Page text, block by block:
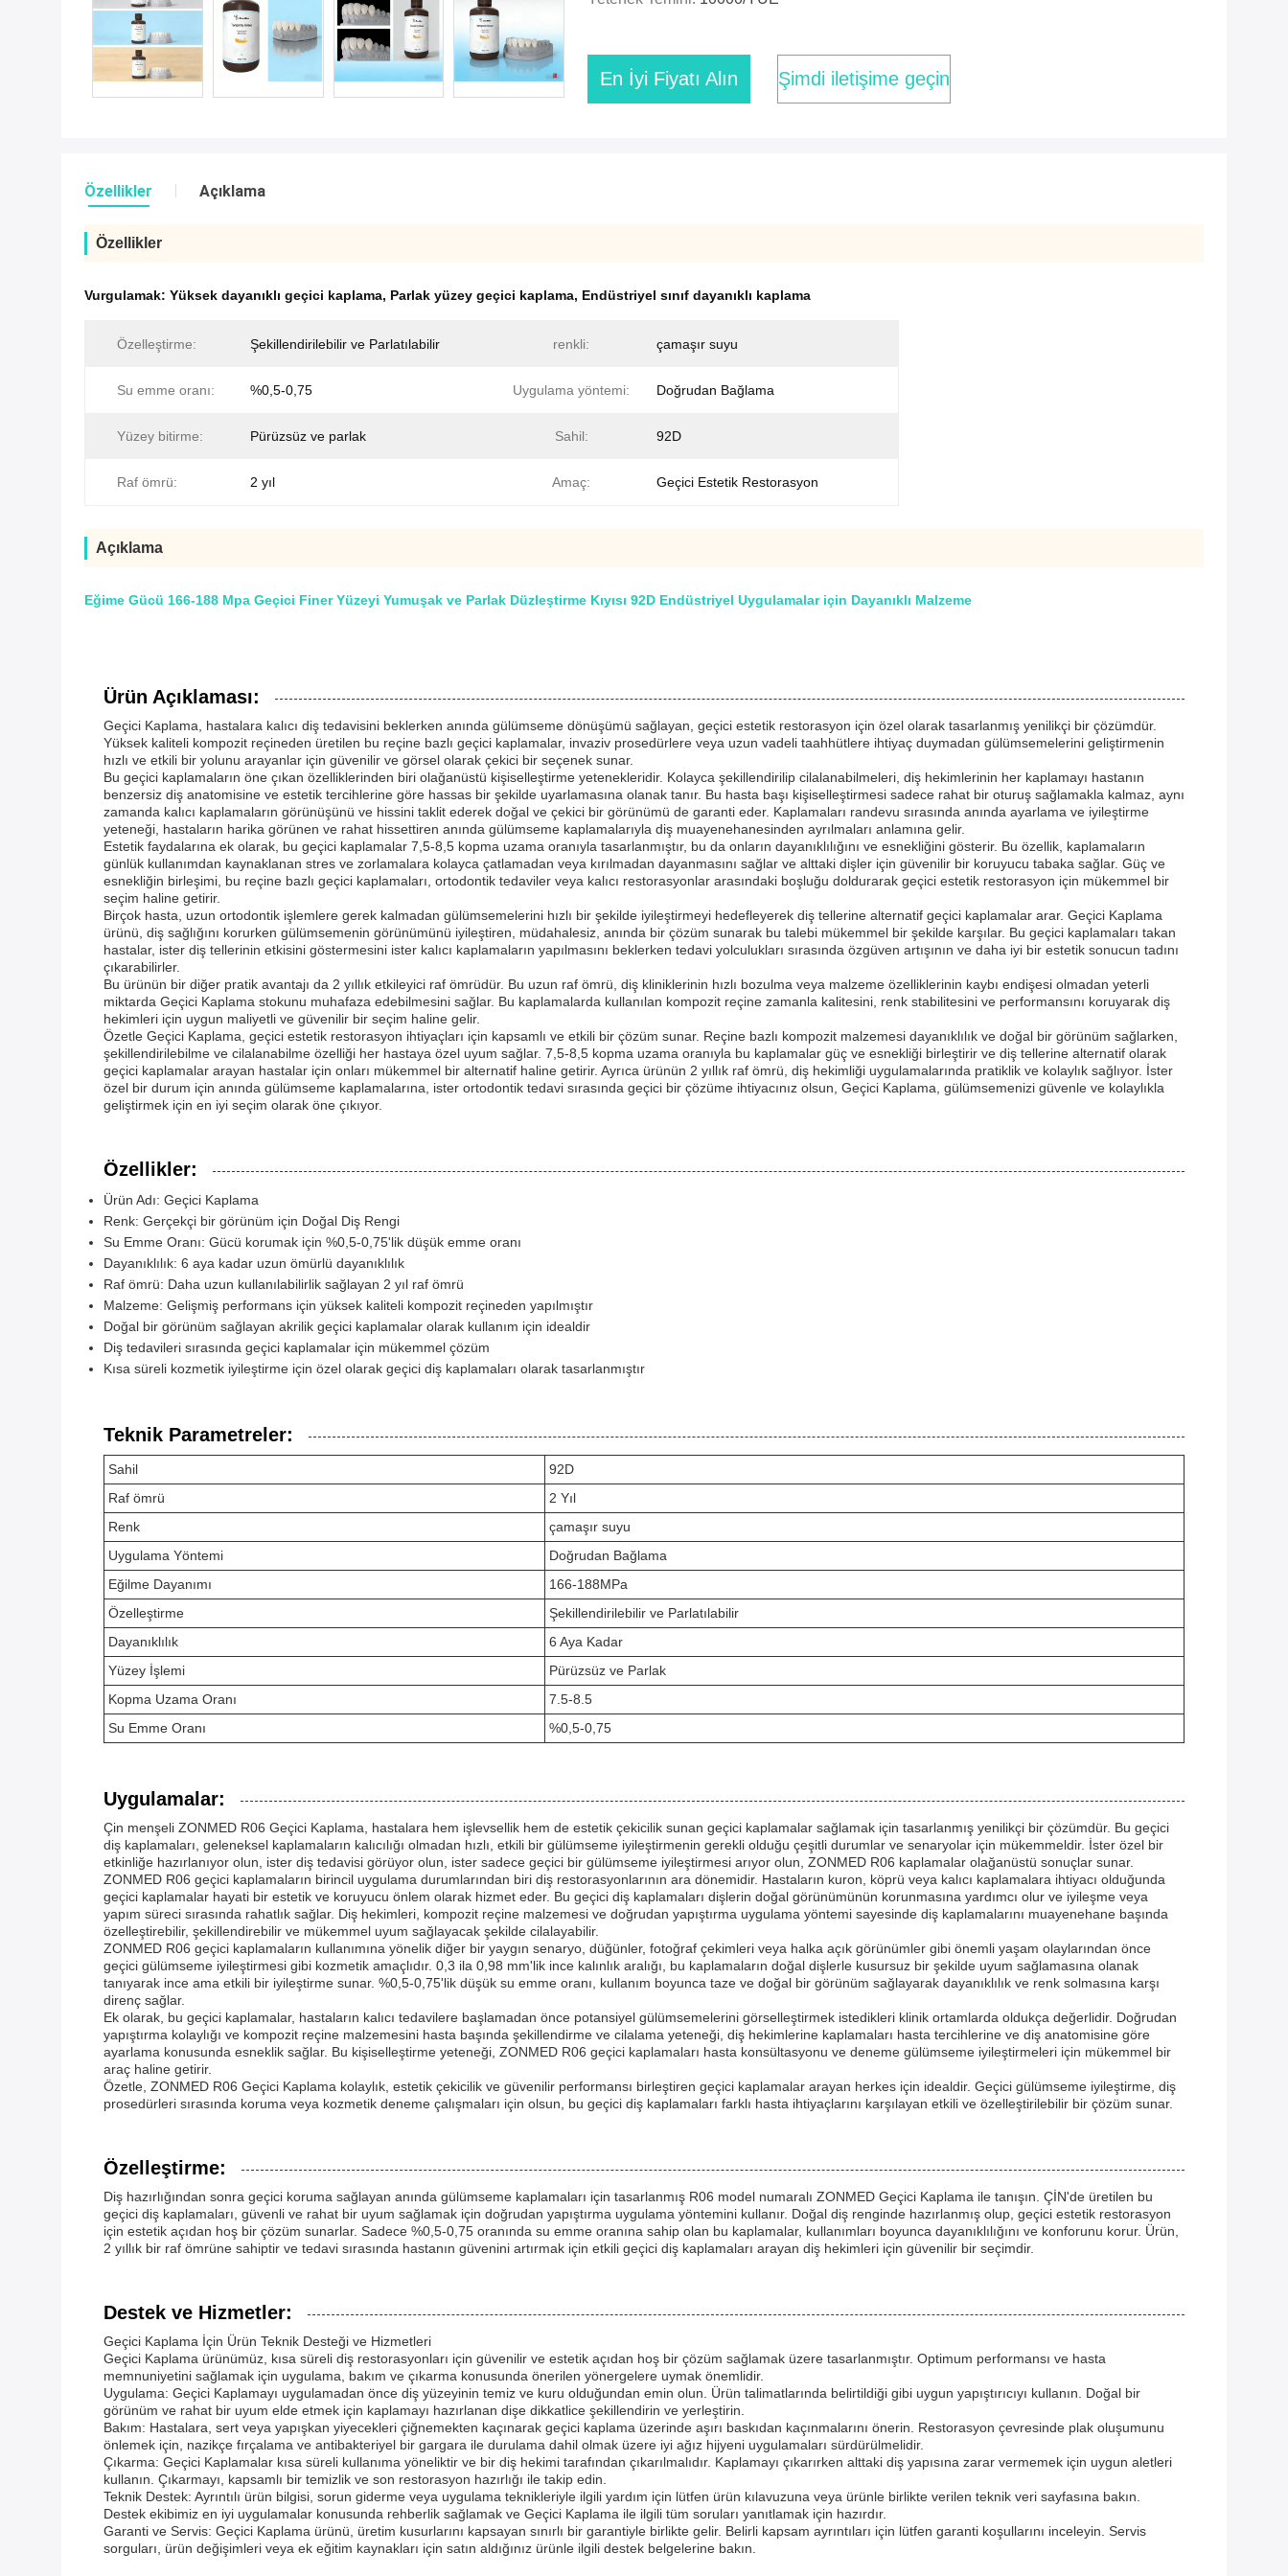
En İyi Fiyatı Alın Şimdi iletişime geçin
Özellikler Açıklama
Özellikler
Vurgulamak: Yüksek dayanıklı geçici kaplama, Parlak yüzey geçici kaplama, Endüstriyel sınıf dayanıklı kaplama
Özelleştirme: Şekillendirilebilir ve Parlatılabilir renkli: çamaşır suyu
Su emme oranı: %0,5-0,75 Uygulama yöntemi: Doğrudan Bağlama
Yüzey bitirme: Pürüzsüz ve parlak Sahil: 92D
Raf ömrü: 2 yıl Amaç: Geçici Estetik Restorasyon
Açıklama
Eğime Gücü 166-188 Mpa Geçici Finer Yüzeyi Yumuşak ve Parlak Düzleştirme Kıyısı 92D Endüstriyel Uygulamalar için Dayanıklı Malzeme
Ürün Açıklaması:
Geçici Kaplama, hastalara kalıcı diş tedavisini beklerken anında gülümseme dönüşümü sağlayan, geçici estetik restorasyon için özel olarak tasarlanmış yenilikçi bir çözümdür.
Yüksek kaliteli kompozit reçineden üretilen bu reçine bazlı geçici kaplamalar, invaziv prosedürlere veya uzun vadeli taahhütlere ihtiyaç duymadan gülümsemelerini geliştirmenin
hızlı ve etkili bir yolunu arayanlar için güvenilir ve görsel olarak çekici bir seçenek sunar.
Bu geçici kaplamaların öne çıkan özelliklerinden biri olağanüstü kişiselleştirme yetenekleridir. Kolayca şekillendirilip cilalanabilmeleri, diş hekimlerinin her kaplamayı hastanın
benzersiz diş anatomisine ve estetik tercihlerine göre hassas bir şekilde uyarlamasına olanak tanır. Bu hasta başı kişiselleştirmesi sadece rahat bir oturuş sağlamakla kalmaz, aynı
zamanda kalıcı kaplamaların görünüşünü ve hissini taklit ederek doğal ve çekici bir görünümü de garanti eder. Kaplamaları randevu sırasında anında ayarlama ve iyileştirme
yeteneği, hastaların harika görünen ve rahat hissettiren anında gülümseme kaplamalarıyla diş muayenehanesinden ayrılmaları anlamına gelir.
Estetik faydalarına ek olarak, bu geçici kaplamalar 7,5-8,5 kopma uzama oranıyla tasarlanmıştır, bu da onların dayanıklılığını ve esnekliğini gösterir. Bu özellik, kaplamaların
günlük kullanımdan kaynaklanan stres ve zorlamalara kolayca çatlamadan veya kırılmadan dayanmasını sağlar ve alttaki dişler için güvenilir bir koruyucu tabaka sağlar. Güç ve
esnekliğin birleşimi, bu reçine bazlı geçici kaplamaları, ortodontik tedaviler veya kalıcı restorasyonlar arasındaki boşluğu doldurarak geçici estetik restorasyon için mükemmel bir
seçim haline getirir.
Birçok hasta, uzun ortodontik işlemlere gerek kalmadan gülümsemelerini hızlı bir şekilde iyileştirmeyi hedefleyerek diş tellerine alternatif geçici kaplamalar arar. Geçici Kaplama
ürünü, diş sağlığını korurken gülümsemenin görünümünü iyileştiren, müdahalesiz, anında bir çözüm sunarak bu talebi mükemmel bir şekilde karşılar. Bu geçici kaplamaları takan
hastalar, ister diş tellerinin etkisini göstermesini ister kalıcı kaplamaların yapılmasını beklerken tedavi yolculukları sırasında özgüven artışının ve daha iyi bir estetik sonucun tadını
çıkarabilirler.
Bu ürünün bir diğer pratik avantajı da 2 yıllık etkileyici raf ömrüdür. Bu uzun raf ömrü, diş kliniklerinin hızlı bozulma veya malzeme özelliklerinin kaybı endişesi olmadan yeterli
miktarda Geçici Kaplama stokunu muhafaza edebilmesini sağlar. Bu kaplamalarda kullanılan kompozit reçine zamanla kalitesini, renk stabilitesini ve performansını koruyarak diş
hekimleri için uygun maliyetli ve güvenilir bir seçim haline gelir.
Özetle Geçici Kaplama, geçici estetik restorasyon ihtiyaçları için kapsamlı ve etkili bir çözüm sunar. Reçine bazlı kompozit malzemesi dayanıklılık ve doğal bir görünüm sağlarken,
şekillendirilebilme ve cilalanabilme özelliği her hastaya özel uyum sağlar. 7,5-8,5 kopma uzama oranıyla bu kaplamalar güç ve esnekliği birleştirir ve diş tellerine alternatif olarak
geçici kaplamalar arayan hastalar için onları mükemmel bir alternatif haline getirir. Ayrıca ürünün 2 yıllık raf ömrü, diş hekimliği uygulamalarında pratiklik ve kolaylık sağlıyor. İster
özel bir durum için anında gülümseme kaplamalarına, ister ortodontik tedavi sırasında geçici bir çözüme ihtiyacınız olsun, Geçici Kaplama, gülümsemenizi güvenle ve kolaylıkla
geliştirmek için en iyi seçim olarak öne çıkıyor.
Özellikler:
Ürün Adı: Geçici Kaplama
Renk: Gerçekçi bir görünüm için Doğal Diş Rengi
Su Emme Oranı: Gücü korumak için %0,5-0,75'lik düşük emme oranı
Dayanıklılık: 6 aya kadar uzun ömürlü dayanıklılık
Raf ömrü: Daha uzun kullanılabilirlik sağlayan 2 yıl raf ömrü
Malzeme: Gelişmiş performans için yüksek kaliteli kompozit reçineden yapılmıştır
Doğal bir görünüm sağlayan akrilik geçici kaplamalar olarak kullanım için idealdir
Diş tedavileri sırasında geçici kaplamalar için mükemmel çözüm
Kısa süreli kozmetik iyileştirme için özel olarak geçici diş kaplamaları olarak tasarlanmıştır
Teknik Parametreler:
Sahil
92D
Raf ömrü
2 Yıl
Renk
çamaşır suyu
Uygulama Yöntemi
Doğrudan Bağlama
Eğilme Dayanımı
166-188MPa
Özelleştirme
Şekillendirilebilir ve Parlatılabilir
Dayanıklılık
6 Aya Kadar
Yüzey İşlemi
Pürüzsüz ve Parlak
Kopma Uzama Oranı
7.5-8.5
Su Emme Oranı
%0,5-0,75
Uygulamalar:
Çin menşeli ZONMED R06 Geçici Kaplama, hastalara hem işlevsellik hem de estetik çekicilik sunan geçici kaplamalar sağlamak için tasarlanmış yenilikçi bir çözümdür. Bu geçici
diş kaplamaları, geleneksel kaplamaların kalıcılığı olmadan hızlı, etkili bir gülümseme iyileştirmenin gerekli olduğu çeşitli durumlar ve senaryolar için mükemmeldir. İster özel bir
etkinliğe hazırlanıyor olun, ister diş tedavisi görüyor olun, ister sadece geçici bir gülümseme iyileştirmesi arıyor olun, ZONMED R06 kaplamalar olağanüstü sonuçlar sunar.
ZONMED R06 geçici kaplamaların birincil uygulama durumlarından biri diş restorasyonlarının ara dönemidir. Hastaların kuron, köprü veya kalıcı kaplamalara ihtiyacı olduğunda
geçici kaplamalar hayati bir estetik ve koruyucu önlem olarak hizmet eder. Bu geçici diş kaplamaları dişlerin doğal görünümünün korunmasına yardımcı olur ve iyileşme veya
yapım süreci sırasında rahatlık sağlar. Diş hekimleri, kompozit reçine malzemesi ve doğrudan yapıştırma uygulama yöntemi sayesinde diş kaplamalarını muayenehane başında
özelleştirebilir, şekillendirebilir ve mükemmel uyum sağlayacak şekilde cilalayabilir.
ZONMED R06 geçici kaplamaların kullanımına yönelik diğer bir yaygın senaryo, düğünler, fotoğraf çekimleri veya halka açık görünümler gibi önemli yaşam olaylarından önce
geçici gülümseme iyileştirmesi gibi kozmetik amaçlıdır. 0,3 ila 0,98 mm'lik ince kalınlık aralığı, bu kaplamaların doğal dişlerle kusursuz bir şekilde uyum sağlamasına olanak
tanıyarak ince ama etkili bir iyileştirme sunar. %0,5-0,75'lik düşük su emme oranı, kullanım boyunca taze ve doğal bir görünüm sağlayarak dayanıklılık ve renk solmasına karşı
direnç sağlar.
Ek olarak, bu geçici kaplamalar, hastaların kalıcı tedavilere başlamadan önce potansiyel gülümsemelerini görselleştirmek istedikleri klinik ortamlarda oldukça değerlidir. Doğrudan
yapıştırma kolaylığı ve kompozit reçine malzemesini hasta başında şekillendirme ve cilalama yeteneği, diş hekimlerine kaplamaları hasta tercihlerine ve diş anatomisine göre
ayarlama konusunda esneklik sağlar. Bu kişiselleştirme yeteneği, ZONMED R06 geçici kaplamaları hasta konsültasyonu ve deneme gülümseme iyileştirmeleri için mükemmel bir
araç haline getirir.
Özetle, ZONMED R06 Geçici Kaplama kolaylık, estetik çekicilik ve güvenilir performansı birleştiren geçici kaplamalar arayan herkes için idealdir. Geçici gülümseme iyileştirme, diş
prosedürleri sırasında koruma veya kozmetik deneme çalışmaları için olsun, bu geçici diş kaplamaları farklı hasta ihtiyaçlarını karşılayan etkili ve özelleştirilebilir bir çözüm sunar.
Özelleştirme:
Diş hazırlığından sonra geçici koruma sağlayan anında gülümseme kaplamaları için tasarlanmış R06 model numaralı ZONMED Geçici Kaplama ile tanışın. ÇİN'de üretilen bu
geçici diş kaplamaları, güvenli ve rahat bir uyum sağlamak için doğrudan yapıştırma uygulama yöntemini kullanır. Doğal diş renginde hazırlanmış olup, geçici estetik restorasyon
için estetik açıdan hoş bir çözüm sunarlar. Sadece %0,5-0,75 oranında su emme oranına sahip olan bu kaplamalar, kullanımları boyunca dayanıklılığını ve konforunu korur. Ürün,
2 yıllık bir raf ömrüne sahiptir ve tedavi sırasında hastanın güvenini artırmak için etkili geçici diş kaplamaları arayan diş hekimleri için güvenilir bir seçimdir.
Destek ve Hizmetler:
Geçici Kaplama İçin Ürün Teknik Desteği ve Hizmetleri
Geçici Kaplama ürünümüz, kısa süreli diş restorasyonları için güvenilir ve estetik açıdan hoş bir çözüm sağlamak üzere tasarlanmıştır. Optimum performansı ve hasta
memnuniyetini sağlamak için uygulama, bakım ve çıkarma konusunda önerilen yönergelere uymak önemlidir.
Uygulama: Geçici Kaplamayı uygulamadan önce diş yüzeyinin temiz ve kuru olduğundan emin olun. Ürün talimatlarında belirtildiği gibi uygun yapıştırıcıyı kullanın. Doğal bir
görünüm ve rahat bir uyum elde etmek için kaplamayı hazırlanan dişe dikkatlice şekillendirin ve yerleştirin.
Bakım: Hastalara, sert veya yapışkan yiyecekleri çiğnemekten kaçınarak geçici kaplama üzerinde aşırı baskıdan kaçınmalarını önerin. Restorasyon çevresinde plak oluşumunu
önlemek için, nazikçe fırçalama ve antibakteriyel bir gargara ile durulama dahil olmak üzere iyi ağız hijyeni uygulamaları sürdürülmelidir.
Çıkarma: Geçici Kaplamalar kısa süreli kullanıma yöneliktir ve bir diş hekimi tarafından çıkarılmalıdır. Kaplamayı çıkarırken alttaki diş yapısına zarar vermemek için uygun aletleri
kullanın. Çıkarmayı, kapsamlı bir temizlik ve son restorasyon hazırlığı ile takip edin.
Teknik Destek: Ayrıntılı ürün bilgisi, sorun giderme veya uygulama teknikleriyle ilgili yardım için lütfen ürün kılavuzuna veya ürünle birlikte verilen teknik veri sayfasına bakın.
Destek ekibimiz en iyi uygulamalar konusunda rehberlik sağlamak ve Geçici Kaplama ile ilgili tüm soruları yanıtlamak için hazırdır.
Garanti ve Servis: Geçici Kaplama ürünü, üretim kusurlarını kapsayan sınırlı bir garantiyle birlikte gelir. Belirli kapsam ayrıntıları için lütfen garanti koşullarını inceleyin. Servis
sorguları, ürün değişimleri veya ek eğitim kaynakları için satın aldığınız ürünle ilgili destek belgelerine bakın.